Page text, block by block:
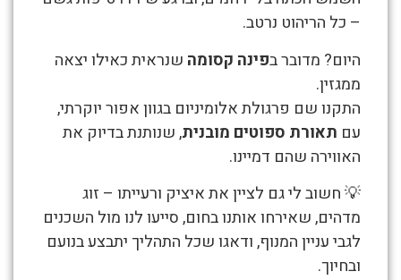
– כל הריהוט נרטב.
היום? מדובר בפינה קסומה שנראית כאילו יצאה
ממגזין.
התקנו שם פרגולת אלומיניום בגוון אפור יוקרתי,
עם תאורת ספוטים מובנית, שנותנת בדיוק את
האווירה שהם דמיינו.
💡 חשוב לי גם לציין את איציק ורעייתו – זוג
מדהים, שאירחו אותנו בחום, סייעו לנו מול השכנים
לגבי עניין המנוף, ודאגו שכל התהליך יתבצע בנועם
ובחיוך.